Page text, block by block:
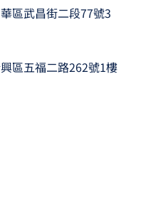
區武昌街二段77號3
區五福二路262號1樓